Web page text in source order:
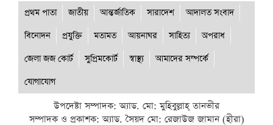
প্রথম পাতা জাতীয় আন্তর্জাতিক সারাদেশ
আদালত সংবাদ
বিনোদন
প্রযুক্তি মতামত আয়নাঘর সাহিত্য
অপরাধ
জেলা জজ কোর্ট
সুপ্রিমকোর্ট স্বাস্থ্য
আমাদের সম্পর্কে
যোগাযোগ
উপদেষ্টা সম্পাদক: অ্যাড. মো: মুহিবুল্লাহ্ তানভীর
সম্পাদক ও প্রকাশক: অ্যাড. সৈয়দ মো: রেজাউজ জামান (হীরা)